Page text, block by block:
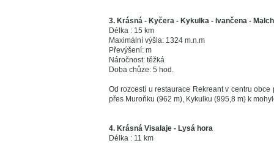
3. Krásná - Kyčera - Kykulka - Ivančena -
Délka : 15 km
Maximální výšla: 1324 m.n.m
Převýšení: m
Náročnost: těžká
Doba chůze: 5 hod.
Od rozcestí u restaurace Rekreant v centru
přes Muroňku (962 m), Kykulku (995,8 m) k
4. Krásná Visalaje - Lysá hora
Délka : 11 km